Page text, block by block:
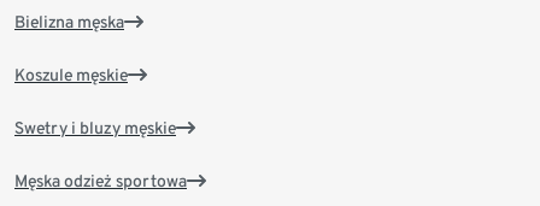
Bielizna męska
Koszule męskie
Swetry i bluzy męskie
Męska odzież sportowa